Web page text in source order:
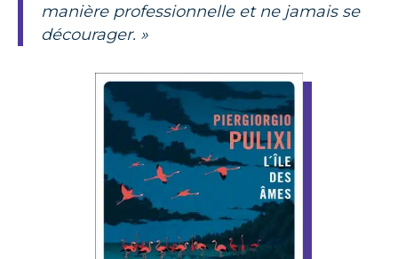
manière professionnelle et ne jamais se
décourager. »